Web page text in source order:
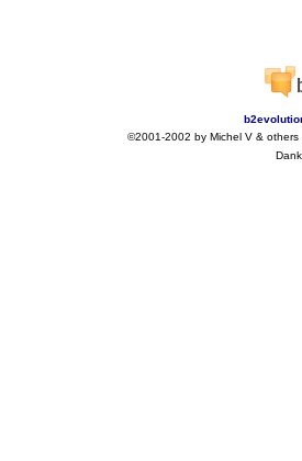
©2001-2002 by Michel V & others